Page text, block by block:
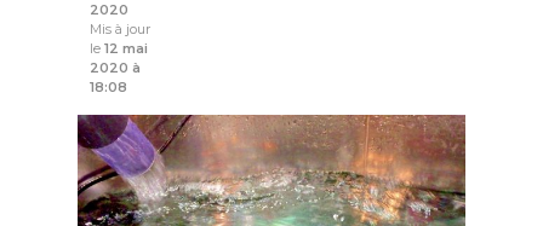
2020
Mis à jour
le 12 mai
2020 à
18:08